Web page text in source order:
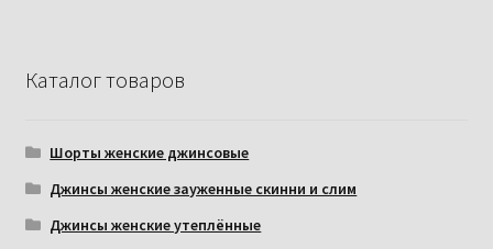
Каталог товаров
Шорты женские джинсовые
Джинсы женские зауженные скинни и слим
Джинсы женские утеплённые